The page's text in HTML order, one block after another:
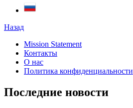
Назад
Mission Statement
Контакты
О нас
Политика конфиденциальности
Последние новости